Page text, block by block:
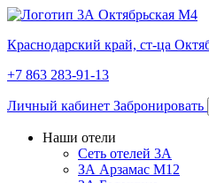
Краснодарский край, ст-ца
+7 863 283-91-13
Личный кабинет Забронировать
Наши отели
Сеть отелей 3А
ЗА Арзамас М12